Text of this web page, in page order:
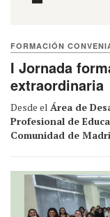
FORMACIÓN
I Jornada
extraordinaria
Desde el Área de
Profesional de
Comunidad de